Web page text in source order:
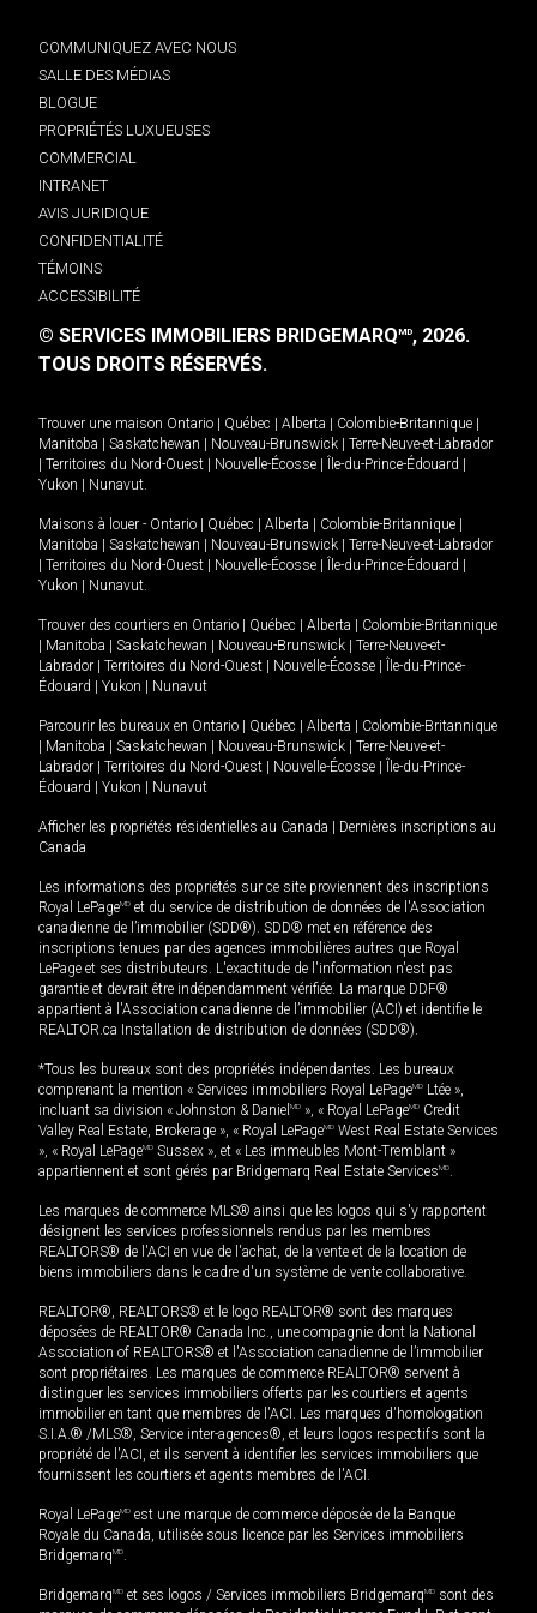
COMMUNIQUEZ AVEC NOUS
SALLE DES MÉDIAS
BLOGUE
PROPRIÉTÉS LUXUEUSES
COMMERCIAL
INTRANET
AVIS JURIDIQUE
CONFIDENTIALITÉ
TÉMOINS
ACCESSIBILITÉ
© SERVICES IMMOBILIERS BRIDGEMARQMD, 2026.
TOUS DROITS RÉSERVÉS.
Trouver une maison Ontario Québec Alberta Colombie-Britannique
Manitoba
Saskatchewan Nouveau-Brunswick
Terre-Neuve-et-Labrador
Territoires du Nord-Ouest Nouvelle-Écosse Île-du-Prince-Édouard
Yukon
Nunavut.
Maisons à louer - Ontario Québec Alberta Colombie-Britannique
Manitoba
Saskatchewan Nouveau-Brunswick
Terre-Neuve-et-Labrador
Territoires du Nord-Ouest Nouvelle-Écosse Île-du-Prince-Édouard
Yukon
Nunavut.
Trouver des courtiers en Ontario Québec Alberta
Colombie-Britannique
Manitoba Saskatchewan Nouveau-Brunswick
Terre-Neuve-et-
Labrador
Territoires du Nord-Ouest Nouvelle-Écosse
Île-du-Prince-
Édouard
Yukon Nunavut
Parcourir les bureaux en Ontario Québec Alberta
Colombie-Britannique
Manitoba Saskatchewan Nouveau-Brunswick
Terre-Neuve-et-
Labrador
Territoires du Nord-Ouest Nouvelle-Écosse
Île-du-Prince-
Édouard
Yukon Nunavut
Afficher les propriétés résidentielles au Canada
Dernières inscriptions au
Canada
Les informations des propriétés sur ce site proviennent des inscriptions
Royal LePageMD et du service de distribution de données de l'Association
canadienne de l’immobilier (SDD®). SDD® met en référence des
inscriptions tenues par des agences immobilières autres que Royal
LePage et ses distributeurs. L'exactitude de l'information n'est pas
garantie et devrait être indépendamment vérifiée. La marque DDF®
appartient à l'Association canadienne de l’immobilier (ACI) et identifie le
REALTOR.ca Installation de distribution de données (SDD®).
*Tous les bureaux sont des propriétés indépendantes. Les bureaux
comprenant la mention « Services immobiliers Royal LePageMD Ltée »,
incluant sa division « Johnston & Daniel MD », « Royal LePageMD Credit
Valley Real Estate, Brokerage », « Royal LePageMD West Real Estate Services
», « Royal LePageMD Sussex », et « Les immeubles Mont-Tremblant »
appartiennent et sont gérés par Bridgemarq Real Estate ServicesMD.
Les marques de commerce MLS® ainsi que les logos qui s'y rapportent
désignent les services professionnels rendus par les membres
REALTORS® de l'ACI en vue de l'achat, de la vente et de la location de
biens immobiliers dans le cadre d'un système de vente collaborative.
REALTOR®, REALTORS® et le logo REALTOR® sont des marques
déposées de REALTOR® Canada Inc., une compagnie dont la National
Association of REALTORS® et l'Association canadienne de l’immobilier
sont propriétaires. Les marques de commerce REALTOR® servent à
distinguer les services immobiliers offerts par les courtiers et agents
immobilier en tant que membres de l'ACI. Les marques d'homologation
S.I.A.® /MLS®, Service inter-agences®, et leurs logos respectifs sont la
propriété de l'ACI, et ils servent à identifier les services immobiliers que
fournissent les courtiers et agents membres de l'ACI.
Royal LePageMD est une marque de commerce déposée de la Banque
Royale du Canada, utilisée sous licence par les Services immobiliers
BridgemarqMD.
BridgemarqMD et ses logos / Services immobiliers BridgemarqMD sont des